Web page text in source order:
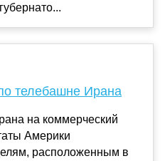
телебашне Ирана
на коммерческий
Америки
расположенным в